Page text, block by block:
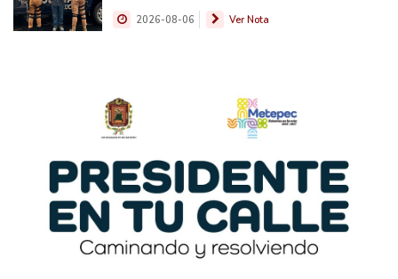
2026-08-06 Ver Nota